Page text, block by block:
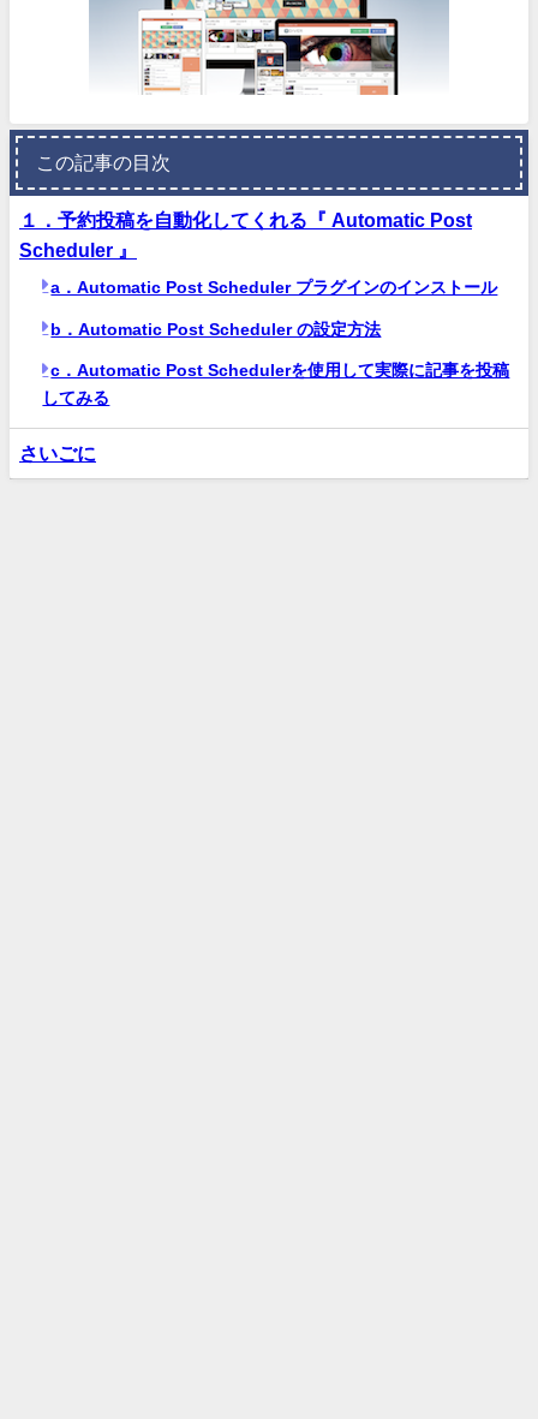
この記事の目次
１．予約投稿を自動化してくれる『 Automatic Post
Scheduler 』
a．Automatic Post Scheduler プラグインのインストール
b．Automatic Post Scheduler の設定方法
c．Automatic Post Schedulerを使用して実際に記事を投稿
してみる
さいごに